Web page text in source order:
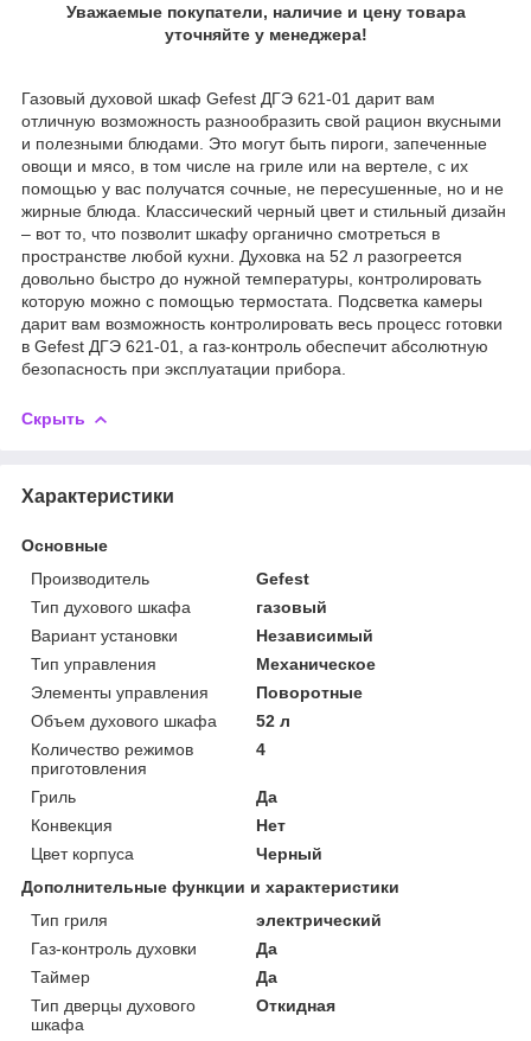
Уважаемые покупатели, наличие и цену товара
уточняйте у менеджера!
Газовый духовой шкаф Gefest ДГЭ 621-01 дарит вам
отличную возможность разнообразить свой рацион вкусными
и полезными блюдами. Это могут быть пироги, запеченные
овощи и мясо, в том числе на гриле или на вертеле, с их
помощью у вас получатся сочные, не пересушенные, но и не
жирные блюда. Классический черный цвет и стильный дизайн
– вот то, что позволит шкафу органично смотреться в
пространстве любой кухни. Духовка на 52 л разогреется
довольно быстро до нужной температуры, контролировать
которую можно с помощью термостата. Подсветка камеры
дарит вам возможность контролировать весь процесс готовки
в Gefest ДГЭ 621-01, а газ-контроль обеспечит абсолютную
безопасность при эксплуатации прибора.
Скрыть
Характеристики
Основные
Производитель
Gefest
Тип духового шкафа
газовый
Вариант установки
Независимый
Тип управления
Механическое
Элементы управления
Поворотные
Объем духового шкафа
52 л
Количество режимов
приготовления
4
Гриль
Да
Конвекция
Нет
Цвет корпуса
Черный
Дополнительные функции и характеристики
Тип гриля
электрический
Газ-контроль духовки
Да
Таймер
Да
Тип дверцы духового
шкафа
Откидная